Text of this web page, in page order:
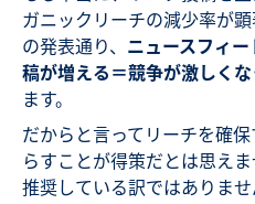
ガニックリーチの減少率が
の発表通り、 ニュースフィ
稿が増える＝競争が激しく
ます。
だからと言ってリーチを確
らすことが得策だとは思え
推奨している訳ではありませ